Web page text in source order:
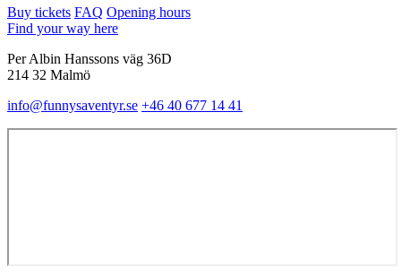
Buy tickets FAQ Opening hours
Find your way here
Per Albin Hanssons väg 36D
214 32 Malmö
info@funnysaventyr.se +46 40 677 14 41